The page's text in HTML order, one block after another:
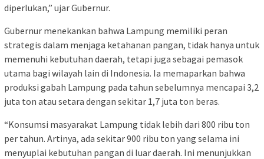
diperlukan,” ujar Gubernur.
Gubernur menekankan bahwa Lampung memiliki peran
strategis dalam menjaga ketahanan pangan, tidak hanya untuk
memenuhi kebutuhan daerah, tetapi juga sebagai pemasok
utama bagi wilayah lain di Indonesia. Ia memaparkan bahwa
produksi gabah Lampung pada tahun sebelumnya mencapai 3,2
juta ton atau setara dengan sekitar 1,7 juta ton beras.
“Konsumsi masyarakat Lampung tidak lebih dari 800 ribu ton
per tahun. Artinya, ada sekitar 900 ribu ton yang selama ini
menyuplai kebutuhan pangan di luar daerah. Ini menunjukkan